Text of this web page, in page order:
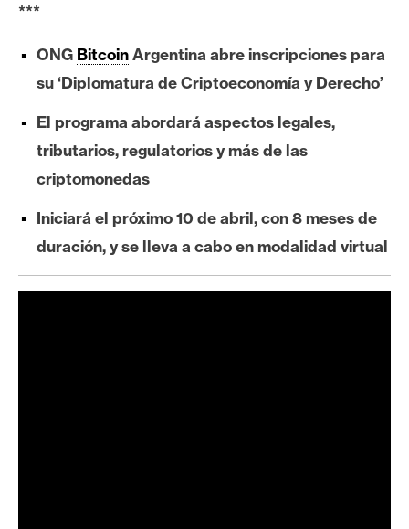
t
h
e
r
e
u
m
I
A
***
ONG BitcoinArgentina abre inscripciones para
su ‘Diplomatura de Criptoeconomía y Derecho’
El programa abordará aspectos legales,
tributarios, regulatorios y más de las
criptomonedas
Iniciará el próximo 10 de abril, con 8 meses de
duración, y se lleva a cabo en modalidad virtual